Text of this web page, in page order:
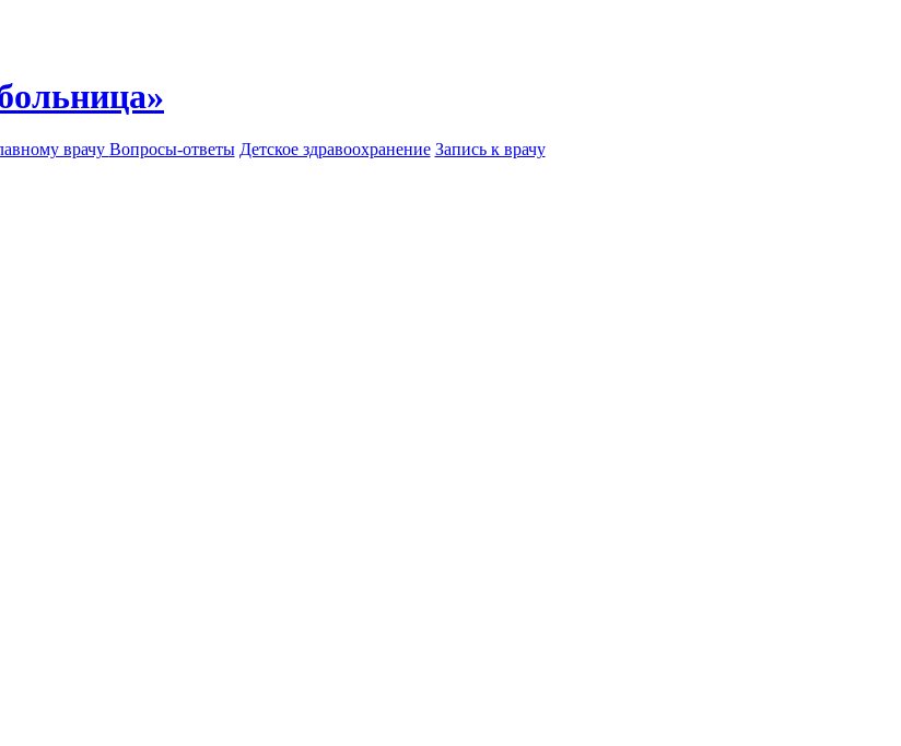
врачу Вопросы-ответы Детское здравоохранение Запись к врачу